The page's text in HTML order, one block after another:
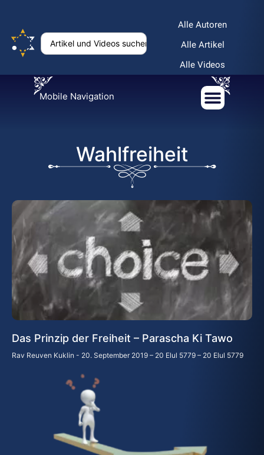
Alle Autoren
Alle Artikel
Alle Videos
Mobile Navigation
Wahlfreiheit
Das Prinzip der Freiheit – Parascha Ki Tawo
Rav Reuven Kuklin 20. September 2019 – 20 Elul 5779 – 20 Elul 5779